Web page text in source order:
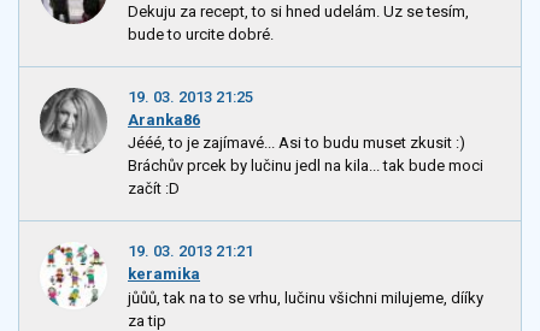
Dekuju za recept, to si hned udelám. Uz se tesím,
bude to urcite dobré.
19. 03. 2013 21:25
Aranka86
Jééé, to je zajímavé... Asi to budu muset zkusit :)
Bráchův prcek by lučinu jedl na kila... tak bude moci
začít :D
19. 03. 2013 21:21
keramika
jůůů, tak na to se vrhu, lučinu všichni milujeme, dííky
za tip